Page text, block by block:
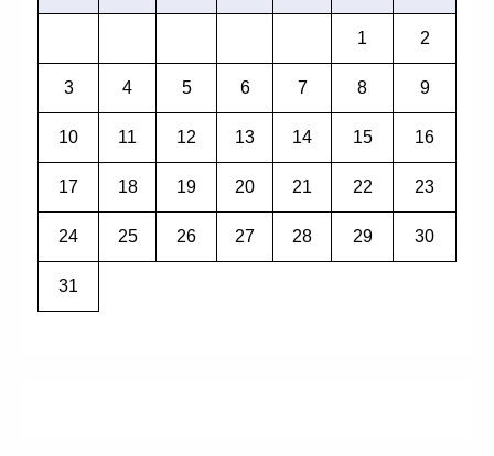
1 2
3 4 5 6 7 8 9
10 11 12 13 14 15 16
17 18 19 20 21 22 23
24 25 26 27 28 29 30
31